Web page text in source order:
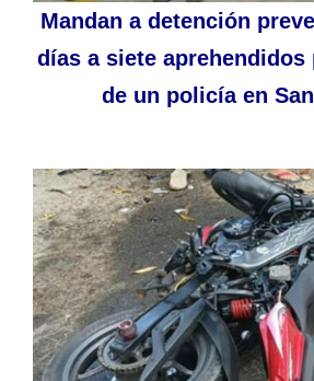
Mandan a detención
días a siete aprehendidos
de un policía en